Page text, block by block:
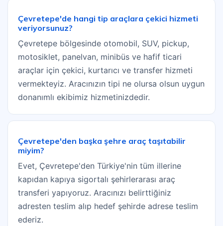
Çevretepe'de hangi tip araçlara çekici hizmeti
veriyorsunuz?
Çevretepe bölgesinde otomobil, SUV, pickup,
motosiklet, panelvan, minibüs ve hafif ticari
araçlar için çekici, kurtarıcı ve transfer hizmeti
vermekteyiz. Aracınızın tipi ne olursa olsun uygun
donanımlı ekibimiz hizmetinizdedir.
Çevretepe'den başka şehre araç taşıtabilir
miyim?
Evet, Çevretepe'den Türkiye'nin tüm illerine
kapıdan kapıya sigortalı şehirlerarası araç
transferi yapıyoruz. Aracınızı belirttiğiniz
adresten teslim alıp hedef şehirde adrese teslim
ederiz.